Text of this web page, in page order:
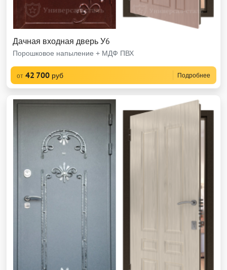
Дачная входная дверь У6
Порошковое напыление + МДФ ПВХ
от 42 700 руб Подробнее